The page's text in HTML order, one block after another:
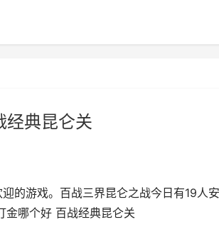
经典昆仑关
的游戏。百战三界昆仑之战今日有19人安
金哪个好 百战经典昆仑关